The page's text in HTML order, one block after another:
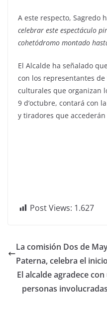
A este respecto, Sagredo
celebrar este espectáculo
cohetódromo montado
El Alcalde ha señalado
con los representantes
culturales que organizan
9 d’octubre, contará con
y tiradores que
Post Views: 1.627
La comisión Dos de
Paterna, celebra el
El alcalde agradece
personas